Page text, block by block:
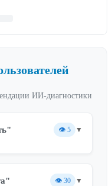
ИИ-диагностики
👁️ 5 ▼
👁️ 30 ▼